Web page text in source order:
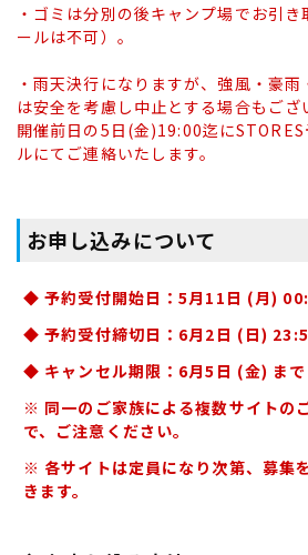
・ゴミは分別の後キャンプ場でお引
ールは不可）。
・雨天決行になりますが、強風・豪
は安全を考慮し中止とする場合もご
開催前日の5日(金)19:00迄に
ルにてご連絡いたします。
お申し込みについて
◆ 予約受付開始日：5月11日 (月)
◆ 予約受付締切日：6月2日 (日)
◆ キャンセル期限：6月5日 (金) まで
※ 同一のご家族による複数サイトの
で、ご注意ください。
※ 各サイトは定員になり次第、募集
きます。